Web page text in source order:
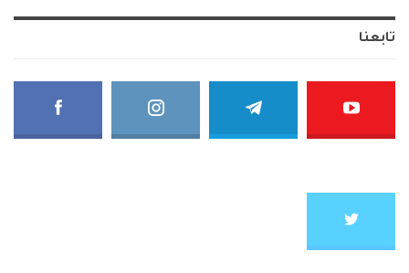
تابعنا